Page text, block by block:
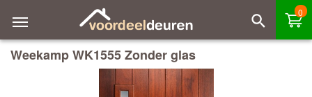
0
Weekamp WK1555 Zonder glas